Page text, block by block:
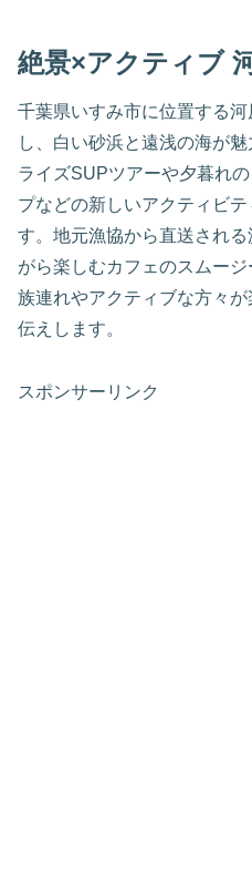
絶景×アクティブ
千葉県いすみ市に位置する
し、白い砂浜と遠浅の海が
ライズSUPツアーや夕暮れ
プなどの新しいアクティビ
す。地元漁協から直送され
がら楽しむカフェのスムー
族連れやアクティブな方々
伝えします。
スポンサーリンク